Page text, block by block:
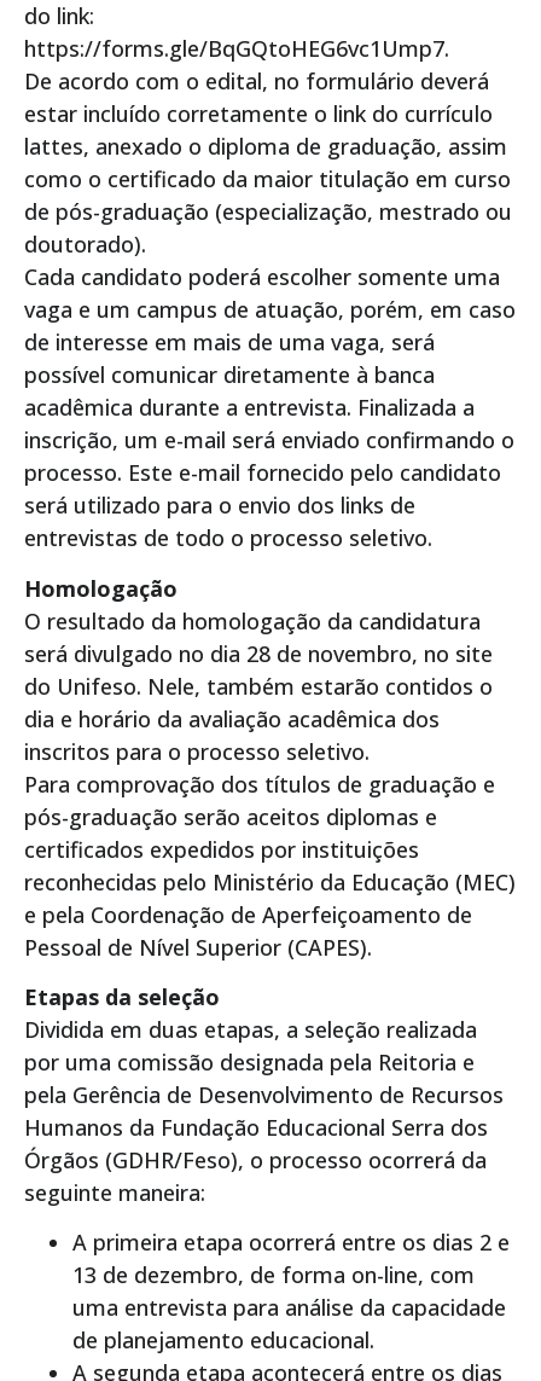
do link:
https://forms.gle/BqGQtoHEG6vc1Ump7.
De acordo com o edital, no formulário deverá
estar incluído corretamente o link do currículo
lattes, anexado o diploma de graduação, assim
como o certificado da maior titulação em curso
de pós-graduação (especialização, mestrado ou
doutorado).
Cada candidato poderá escolher somente uma
vaga e um campus de atuação, porém, em caso
de interesse em mais de uma vaga, será
possível comunicar diretamente à banca
acadêmica durante a entrevista. Finalizada a
inscrição, um e-mail será enviado confirmando o
processo. Este e-mail fornecido pelo candidato
será utilizado para o envio dos links de
entrevistas de todo o processo seletivo.
Homologação
O resultado da homologação da candidatura
será divulgado no dia 28 de novembro, no site
do Unifeso. Nele, também estarão contidos o
dia e horário da avaliação acadêmica dos
inscritos para o processo seletivo.
Para comprovação dos títulos de graduação e
pós-graduação serão aceitos diplomas e
certificados expedidos por instituições
reconhecidas pelo Ministério da Educação (MEC)
e pela Coordenação de Aperfeiçoamento de
Pessoal de Nível Superior (CAPES).
Etapas da seleção
Dividida em duas etapas, a seleção realizada
por uma comissão designada pela Reitoria e
pela Gerência de Desenvolvimento de Recursos
Humanos da Fundação Educacional Serra dos
Órgãos (GDHR/Feso), o processo ocorrerá da
seguinte maneira:
A primeira etapa ocorrerá entre os dias 2 e
13 de dezembro, de forma on-line, com
uma entrevista para análise da capacidade
de planejamento educacional.
A segunda etapa acontecerá entre os dias